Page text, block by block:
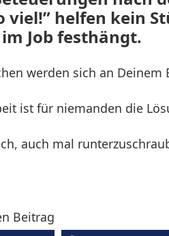
viel!” helfen kein
Job festhängt.
werden sich an
ist für niemanden die
auch mal
Beitrag